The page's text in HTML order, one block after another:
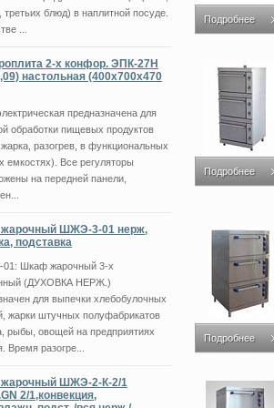
третьих блюд) в наплитной посуде.
...
Подробнее
2-х конфор. ЭПК-27Н
настольная (400x700x470
предназначена для
обработки пищевых продуктов
разогрев, в функциональных
емкостях). Все регуляторы
на передней панели,
Подробнее
ШЖЭ-3-01 нерж,
подставка
Шкаф жарочный 3-х
(ДУХОВКА НЕРЖ.)
для выпечки хлебобулочных
жарки штучных полуфабрикатов
рыбы, овощей на предприятиях
Время разогре...
Подробнее
ШЖЭ-2-К-2/1
2/1,конвекция,